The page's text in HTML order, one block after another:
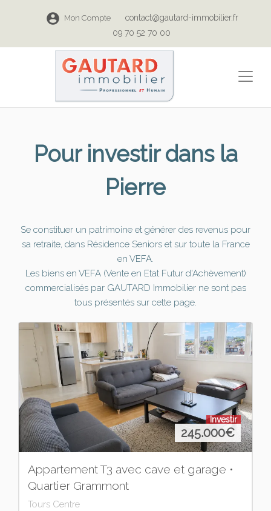
Mon Compte
contact@gautard-immobilier.fr
09 70 52 70 00
Pour investir dans la
Pierre
Se constituer un patrimoine et générer des revenus pour
sa retraite, dans Résidence Seniors et sur toute la France
en VEFA.
Les biens en VEFA (Vente en Etat Futur d'Achèvement)
commercialisés par GAUTARD Immobilier ne sont pas
tous présentés sur cette page.
Investir
245.000€
Appartement T3 avec cave et garage •
Quartier Grammont
Tours Centre